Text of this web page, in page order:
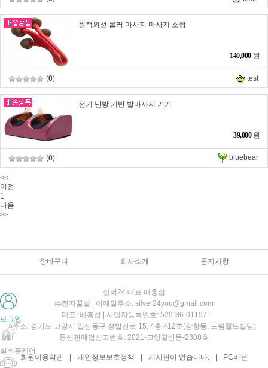
로그인
실버홈케어
원적외선 롤러 마사지 마사지 소형
140,000 원
(0) test
전기 난방 기반 발마사지 기기
39,000 원
(0) bluebear
<<
이전
1
다음
>>
장바구니 회사소개 공지사항
실버24 대표 배홍섭
㈜전자꿀벌 | 이메일주소: silver24you@gmail.com
대표: 배홍섭 | 사업자등록번호: 529-86-01197
주소: 경기도 고양시 일산동구 정발산로 15, 4층 412호(장항동, 드림월드빌딩)
통신판매업신고번호: 2021-고양일산동-2308호
회원이용약관 개인정보보호정책 게시판이 없습니다. PC버전